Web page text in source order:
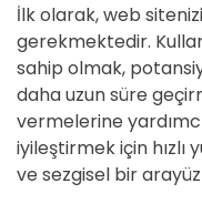
İlk olarak, web
gerekmektedir.
sahip olmak,
daha uzun süre
vermelerine
iyileştirmek için hızlı
ve sezgisel bir